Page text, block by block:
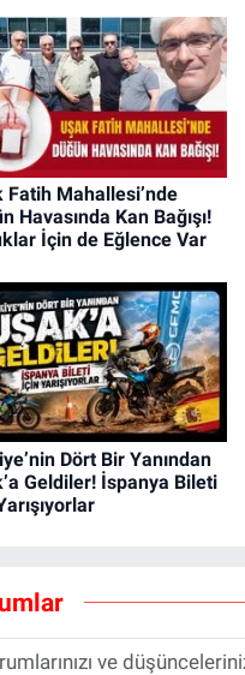
Fatih Mahallesi’nde
Havasında Kan Bağışı!
İçin de Eğlence Var
Dört Bir Yanından
Geldiler! İspanya Bileti